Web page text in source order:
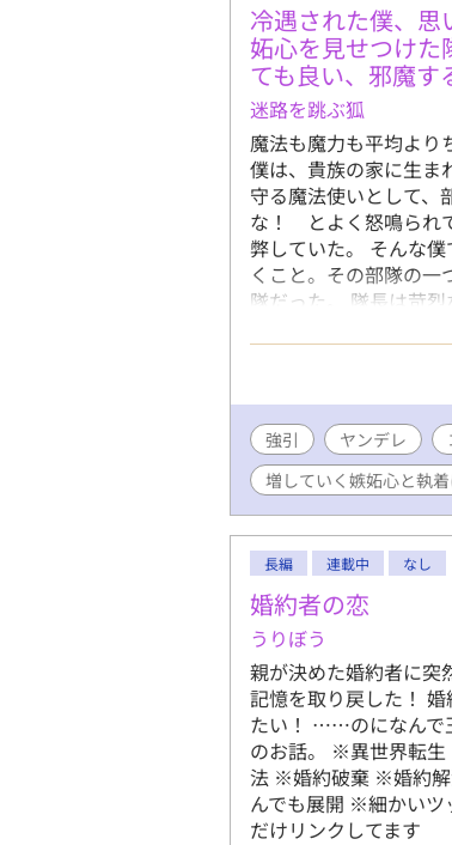
冷遇された僕、
妬心を見せつけた
ても良い、邪魔
迷路を跳ぶ狐
魔法も魔力も平均より
僕は、貴族の家に生ま
守る魔法使いとして、
な！ とよく怒鳴られ
弊していた。 そんな
くこと。その部隊の
隊だった。 隊長は苛
き、なんて貴族の間
いと言って、貴族たち
た。獰猛でありなが
は、部隊の端で彼らの
はほんの少し。 「任
……このどれかか、命
「もっと鍛錬を積むな
た。 僕は喜んだけど
と寂しくなった。 そ
な…… 彼は、従ってい
思えない。 僕は、そ
迷惑をかけるよりいい
それからしばらくして
げ、侯爵家の当主にな
ど、突然彼に呼び出さ
強引 ヤンデレ
増していく嫉妬心と執
長編 連載中 なし
婚約者の恋
うりぼう
親が決めた婚約者に突
記憶を取り戻した！
たい！ ……のになんで
のお話。 ※異世界転
法 ※婚約破棄 ※婚約
んでも展開 ※細かいツ
だけリンクしてます